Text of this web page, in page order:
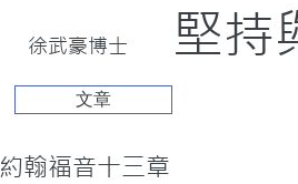
徐武豪博士 堅持
文章
約翰福音十三章